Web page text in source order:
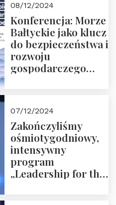
08/12/2024
Konferencja: Morze
Bałtyckie jako klucz
do bezpieczeństwa i
rozwoju
gospodarczego
ZAPRASZAMY
07/12/2024
Zakończyliśmy
ośmiotygodniowy,
intensywny
program
„Leadership for the